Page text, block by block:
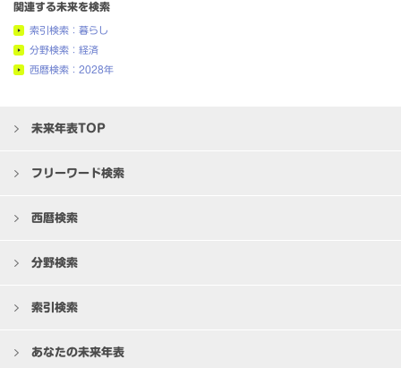
関連する未来を検索
索引検索：暮らし
分野検索：経済
西暦検索：2028年
未来年表TOP
フリーワード検索
西暦検索
分野検索
索引検索
あなたの未来年表